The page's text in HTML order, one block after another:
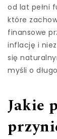
od lat pełni
które
finansowe
inflację i
się
myśli o
Jakie